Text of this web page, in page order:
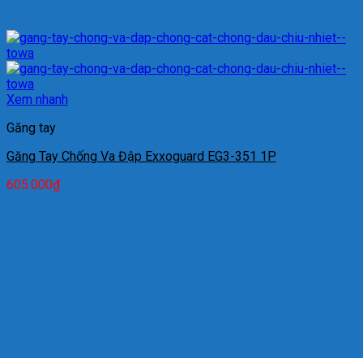
Xem nhanh
Găng tay
Găng Tay Chống Va Đập Exxoguard EG3-351 1P
605.000₫